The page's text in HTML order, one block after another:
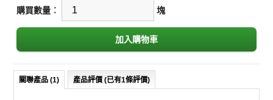
購買數量︰ 塊
關聯產品 (1) 產品評價 (已有1條評價)